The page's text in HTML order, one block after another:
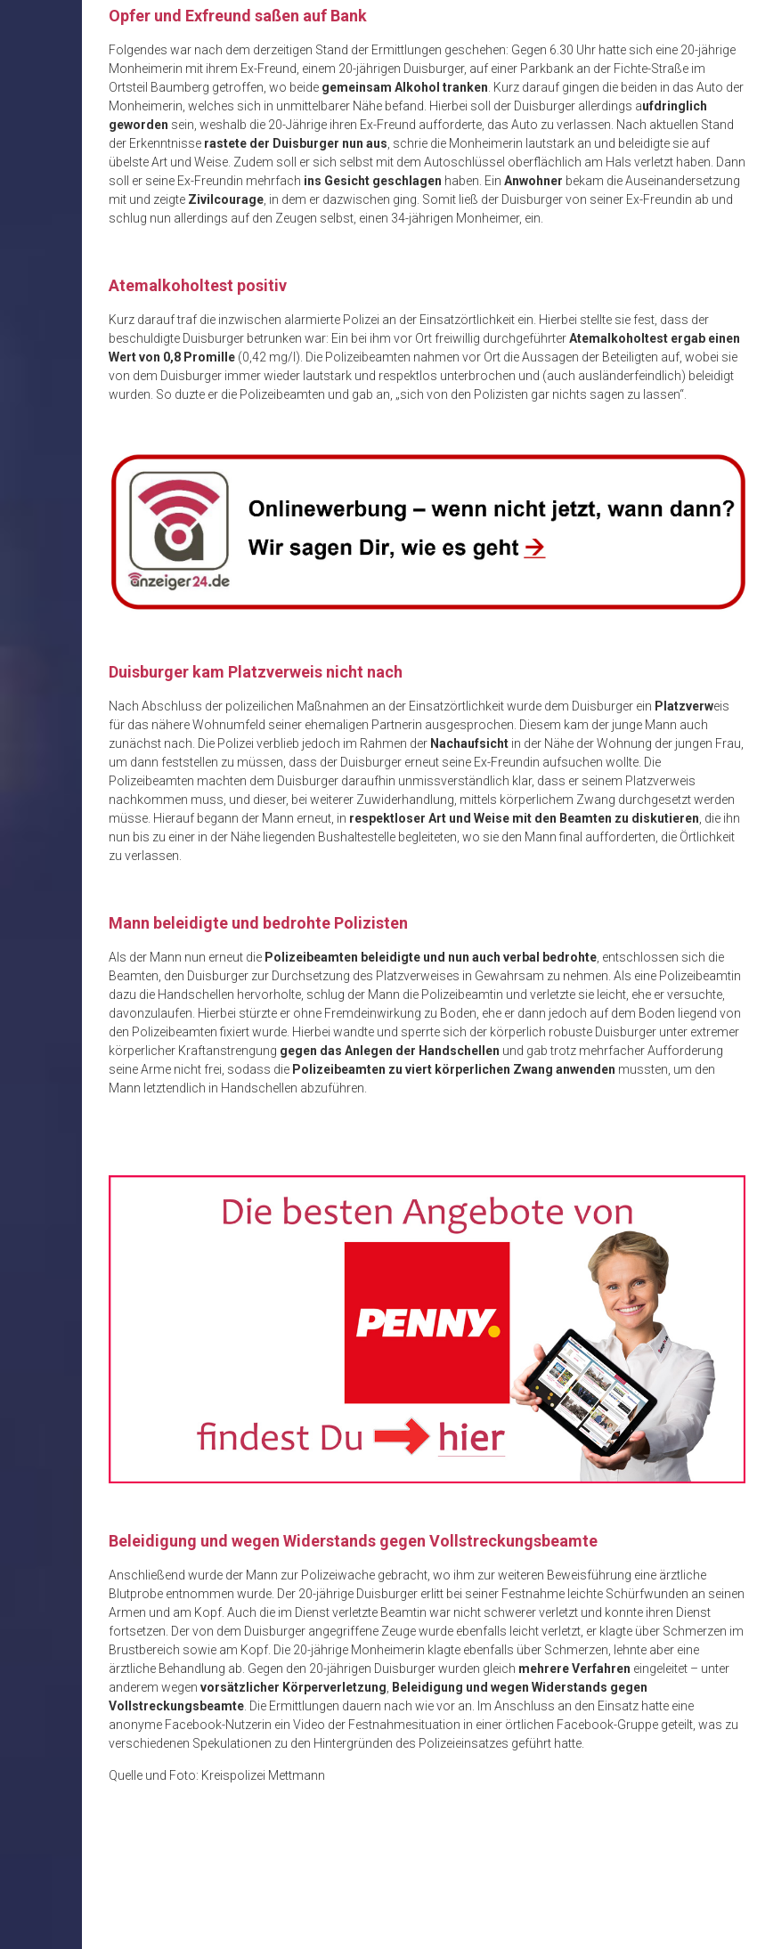
Opfer und Exfreund saßen auf Bank
Folgendes war nach dem derzeitigen Stand der Ermittlungen geschehen: Gegen 6.30 Uhr hatte sich eine 20-jährige
Monheimerin mit ihrem Ex-Freund, einem 20-jährigen Duisburger, auf einer Parkbank an der Fichte-Straße im
Ortsteil Baumberg getroffen, wo beide gemeinsam Alkohol tranken . Kurz darauf gingen die beiden in das Auto der
Monheimerin, welches sich in unmittelbarer Nähe befand. Hierbei soll der Duisburger allerdings aufdringlich
geworden sein, weshalb die 20-Jährige ihren Ex-Freund aufforderte, das Auto zu verlassen. Nach aktuellen Stand
der Erkenntnisse rastete der Duisburger nun aus , schrie die Monheimerin lautstark an und beleidigte sie auf
übelste Art und Weise. Zudem soll er sich selbst mit dem Autoschlüssel oberflächlich am Hals verletzt haben. Dann
soll er seine Ex-Freundin mehrfach ins Gesicht geschlagen haben. Ein Anwohner bekam die Auseinandersetzung
mit und zeigte Zivilcourage , in dem er dazwischen ging. Somit ließ der Duisburger von seiner Ex-Freundin ab und
schlug nun allerdings auf den Zeugen selbst, einen 34-jährigen Monheimer, ein.
Atemalkoholtest positiv
Kurz darauf traf die inzwischen alarmierte Polizei an der Einsatzörtlichkeit ein. Hierbei stellte sie fest, dass der
beschuldigte Duisburger betrunken war: Ein bei ihm vor Ort freiwillig durchgeführterAtemalkoholtest ergab einen
Wert von 0,8 Promille (0,42 mg/l). Die Polizeibeamten nahmen vor Ort die Aussagen der Beteiligten auf, wobei sie
von dem Duisburger immer wieder lautstark und respektlos unterbrochen und (auch ausländerfeindlich) beleidigt
wurden. So duzte er die Polizeibeamten und gab an, „sich von den Polizisten gar nichts sagen zu lassen“.
Duisburger kam Platzverweis nicht nach
Nach Abschluss der polizeilichen Maßnahmen an der Einsatzörtlichkeit wurde dem Duisburger ein Platzverweis
für das nähere Wohnumfeld seiner ehemaligen Partnerin ausgesprochen. Diesem kam der junge Mann auch
zunächst nach. Die Polizei verblieb jedoch im Rahmen der Nachaufsicht in der Nähe der Wohnung der jungen Frau,
um dann feststellen zu müssen, dass der Duisburger erneut seine Ex-Freundin aufsuchen wollte. Die
Polizeibeamten machten dem Duisburger daraufhin unmissverständlich klar, dass er seinem Platzverweis
nachkommen muss, und dieser, bei weiterer Zuwiderhandlung, mittels körperlichem Zwang durchgesetzt werden
müsse. Hierauf begann der Mann erneut, in respektloser Art und Weise mit den Beamten zu diskutieren, die ihn
nun bis zu einer in der Nähe liegenden Bushaltestelle begleiteten, wo sie den Mann final aufforderten, die Örtlichkeit
zu verlassen.
Mann beleidigte und bedrohte Polizisten
Als der Mann nun erneut die Polizeibeamten beleidigte und nun auch verbal bedrohte, entschlossen sich die
Beamten, den Duisburger zur Durchsetzung des Platzverweises in Gewahrsam zu nehmen. Als eine Polizeibeamtin
dazu die Handschellen hervorholte, schlug der Mann die Polizeibeamtin und verletzte sie leicht, ehe er versuchte,
davonzulaufen. Hierbei stürzte er ohne Fremdeinwirkung zu Boden, ehe er dann jedoch auf dem Boden liegend von
den Polizeibeamten fixiert wurde. Hierbei wandte und sperrte sich der körperlich robuste Duisburger unter extremer
körperlicher Kraftanstrengung gegen das Anlegen der Handschellen und gab trotz mehrfacher Aufforderung
seine Arme nicht frei, sodass die Polizeibeamten zu viert körperlichen Zwang anwenden mussten, um den
Mann letztendlich in Handschellen abzuführen.
Beleidigung und wegen Widerstands gegen Vollstreckungsbeamte
Anschließend wurde der Mann zur Polizeiwache gebracht, wo ihm zur weiteren Beweisführung eine ärztliche
Blutprobe entnommen wurde. Der 20-jährige Duisburger erlitt bei seiner Festnahme leichte Schürfwunden an seinen
Armen und am Kopf. Auch die im Dienst verletzte Beamtin war nicht schwerer verletzt und konnte ihren Dienst
fortsetzen. Der von dem Duisburger angegriffene Zeuge wurde ebenfalls leicht verletzt, er klagte über Schmerzen im
Brustbereich sowie am Kopf. Die 20-jährige Monheimerin klagte ebenfalls über Schmerzen, lehnte aber eine
ärztliche Behandlung ab. Gegen den 20-jährigen Duisburger wurden gleich mehrere Verfahren eingeleitet – unter
anderem wegen vorsätzlicher Körperverletzung
Beleidigung und wegen Widerstands gegen
Vollstreckungsbeamte . Die Ermittlungen dauern nach wie vor an. Im Anschluss an den Einsatz hatte eine
anonyme Facebook-Nutzerin ein Video der Festnahmesituation in einer örtlichen Facebook-Gruppe geteilt, was zu
verschiedenen Spekulationen zu den Hintergründen des Polizeieinsatzes geführt hatte.
Quelle und Foto: Kreispolizei Mettmann